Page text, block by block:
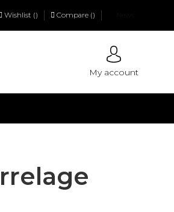
Wishlist () Compare ()
My account